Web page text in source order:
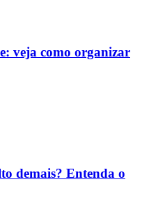
veja como organizar
demais? Entenda o